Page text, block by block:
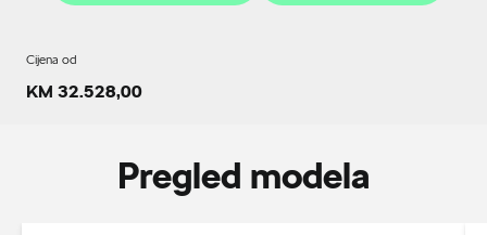
Cijena od
KM 32.528,00
Pregled modela